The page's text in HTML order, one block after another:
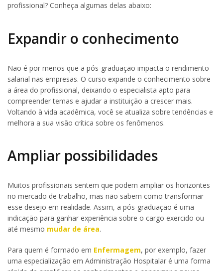
profissional? Conheça algumas delas abaixo:
Expandir o conhecimento
Não é por menos que a pós-graduação impacta o rendimento
salarial nas empresas. O curso expande o conhecimento sobre
a área do profissional, deixando o especialista apto para
compreender temas e ajudar a instituição a crescer mais.
Voltando à vida acadêmica, você se atualiza sobre tendências e
melhora a sua visão crítica sobre os fenômenos.
Ampliar possibilidades
Muitos profissionais sentem que podem ampliar os horizontes
no mercado de trabalho, mas não sabem como transformar
esse desejo em realidade. Assim, a pós-graduação é uma
indicação para ganhar experiência sobre o cargo exercido ou
até mesmo mudar de área.
Para quem é formado em Enfermagem, por exemplo, fazer
uma especialização em Administração Hospitalar é uma forma